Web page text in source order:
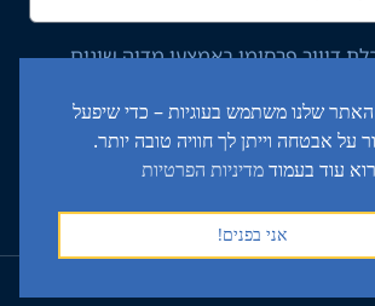
שלנו משתמש בעוגיות – כדי שיפעל
על אבטחה וייתן לך חוויה טובה יותר.
עוד בעמודמדיניות הפרטיות
אני בפנים!
דיוור פרסומי באמצעי מדיה שונים
מחברת יציב איתן השקעות בע"מ,
הפרטיותבאתר.
שליחה